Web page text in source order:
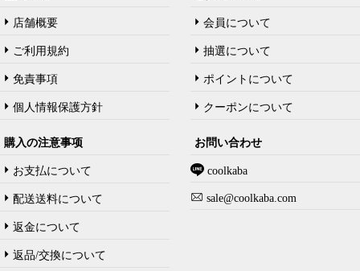
店舗概要
ご利用規約
免責事項
個人情報保護方針
会員について
抽選について
ポイントについて
クーポンについて
購入の注意事项
お支払について
配送送料について
返金について
返品/交換について
お問い合わせ
coolkaba
sale@coolkaba.com